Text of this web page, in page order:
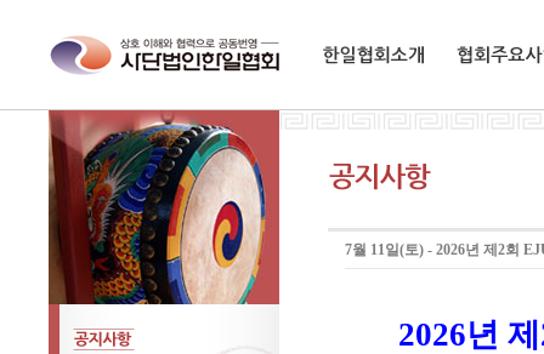
7월 11일(토) - 2026년 제2회
2026년 제